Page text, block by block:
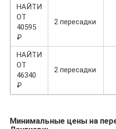
НАЙТИ
ОТ
40595
₽
2 пересадки
НАЙТИ
ОТ
46340
₽
2 пересадки
Минимальные цены на